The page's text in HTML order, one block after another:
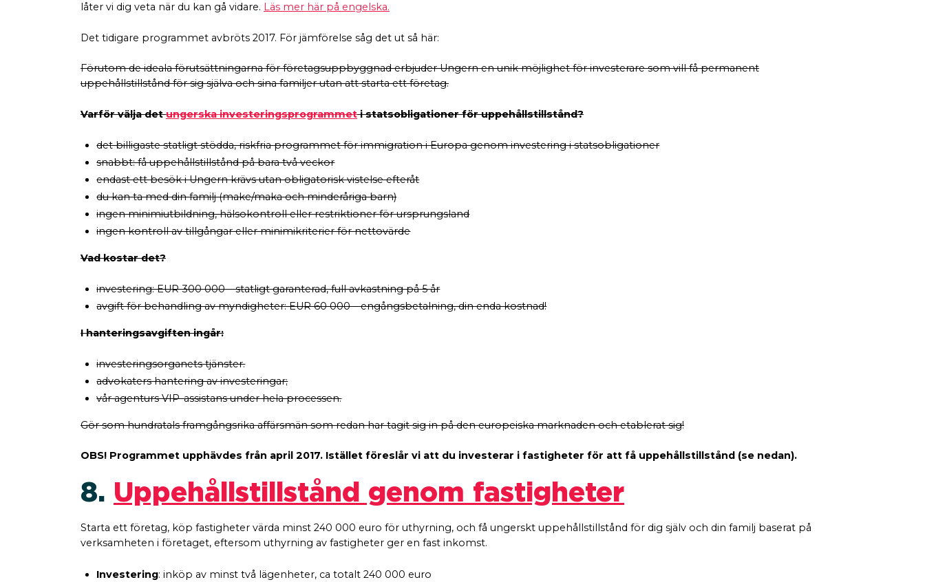
låter vi dig veta när du kan gå vidare. Läs mer här på engelska.
Det tidigare programmet avbröts 2017. För jämförelse såg det ut så här:
Förutom de ideala förutsättningarna för företagsuppbyggnad erbjuder Ungern en unik möjlighet för investerare som vill få permanent
uppehållstillstånd för sig själva och sina familjer utan att starta ett företag.
Varför välja detungerska investeringsprogrammeti statsobligationer för uppehållstillstånd?
det billigaste statligt stödda, riskfria programmet för immigration i Europa genom investering i statsobligationer
snabbt: få uppehållstillstånd på bara två veckor
endast ett besök i Ungern krävs utan obligatorisk vistelse efteråt
du kan ta med din familj (make/maka och minderåriga barn)
ingen minimiutbildning, hälsokontroll eller restriktioner för ursprungsland
ingen kontroll av tillgångar eller minimikriterier för nettovärde
Vad kostar det?
investering: EUR 300 000 – statligt garanterad, full avkastning på 5 år
avgift för behandling av myndigheter: EUR 60 000 – engångsbetalning, din enda kostnad!
I hanteringsavgiften ingår:
investeringsorganets tjänster.
advokaters hantering av investeringar;
vår agenturs VIP-assistans under hela processen.
Gör som hundratals framgångsrika affärsmän som redan har tagit sig in på den europeiska marknaden och etablerat sig!
OBS! Programmet upphävdes från april 2017. Istället föreslår vi att du investerar i fastigheter för att få uppehållstillstånd (se nedan).
8. Uppehållstillstånd genom fastigheter
Starta ett företag, köp fastigheter värda minst 240 000 euro för uthyrning, och få ungerskt uppehållstillstånd för dig själv och din familj baserat på
verksamheten i företaget, eftersom uthyrning av fastigheter ger en fast inkomst.
Investering: inköp av minst två lägenheter, ca totalt 240 000 euro